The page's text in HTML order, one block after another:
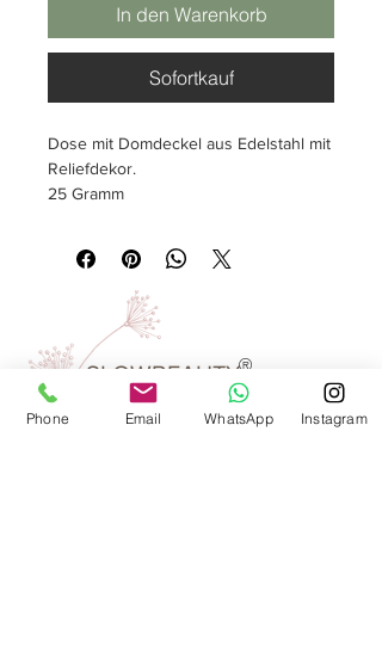
In den Warenkorb
Sofortkauf
Dose mit Domdeckel aus Edelstahl mit
Reliefdekor.
25 Gramm
rund, Ø 56 mm, Höhe 75 mm
SLOWBEAUTY
We Create
®
Phone Email WhatsApp Instagram